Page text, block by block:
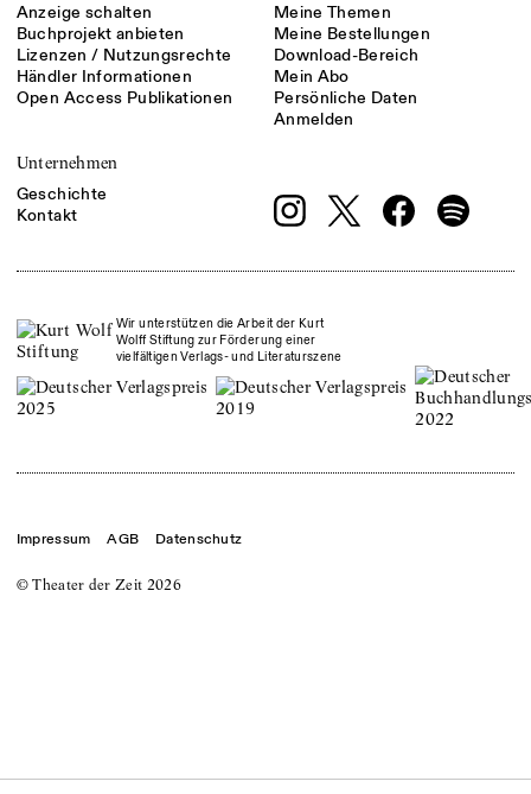
Anzeige schalten
Buchprojekt anbieten
Lizenzen / Nutzungsrechte
Händler Informationen
Open Access Publikationen
Meine Themen
Meine Bestellungen
Download-Bereich
Mein Abo
Persönliche Daten
Anmelden
Unternehmen
Geschichte
Kontakt
Wir unterstützen die Arbeit der Kurt
Wolff Stiftung zur Förderung einer
vielfältigen Verlags- und Literaturszene
© Theater der Zeit 2026
Impressum AGB Datenschutz